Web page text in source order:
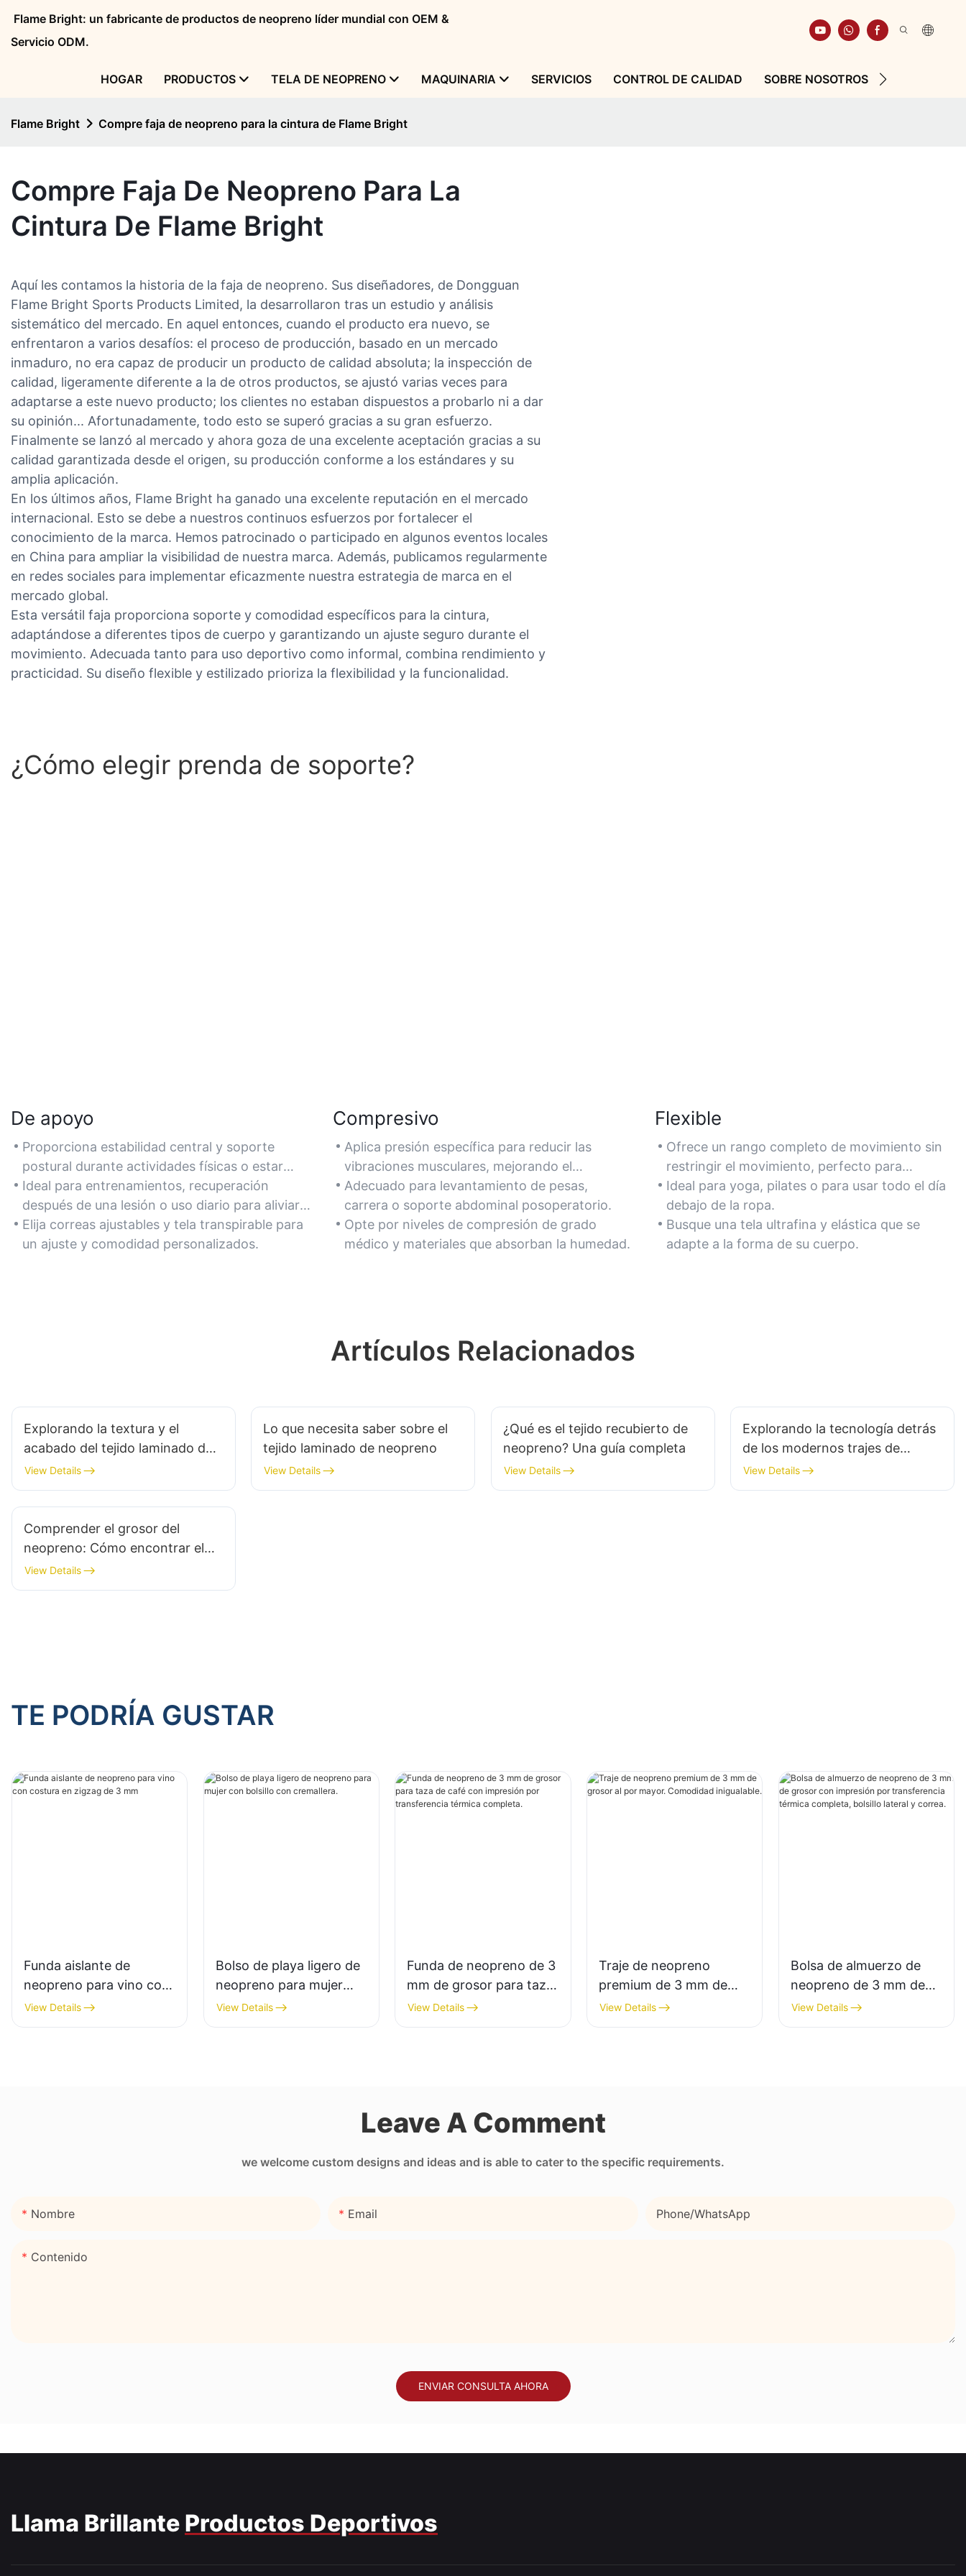
Flame Bright: un fabricante de productos de neopreno líder mundial con OEM &
Servicio ODM.
HOGAR PRODUCTOS TELA DE NEOPRENO MAQUINARIA SERVICIOS CONTROL DE CALIDAD SOBRE NOSOTROS
Flame Bright Compre faja de neopreno para la cintura de Flame Bright
Compre Faja De Neopreno Para La
Cintura De Flame Bright
Aquí les contamos la historia de la faja de neopreno. Sus diseñadores, de Dongguan
Flame Bright Sports Products Limited, la desarrollaron tras un estudio y análisis
sistemático del mercado. En aquel entonces, cuando el producto era nuevo, se
enfrentaron a varios desafíos: el proceso de producción, basado en un mercado
inmaduro, no era capaz de producir un producto de calidad absoluta; la inspección de
calidad, ligeramente diferente a la de otros productos, se ajustó varias veces para
adaptarse a este nuevo producto; los clientes no estaban dispuestos a probarlo ni a dar
su opinión... Afortunadamente, todo esto se superó gracias a su gran esfuerzo.
Finalmente se lanzó al mercado y ahora goza de una excelente aceptación gracias a su
calidad garantizada desde el origen, su producción conforme a los estándares y su
amplia aplicación.
En los últimos años, Flame Bright ha ganado una excelente reputación en el mercado
internacional. Esto se debe a nuestros continuos esfuerzos por fortalecer el
conocimiento de la marca. Hemos patrocinado o participado en algunos eventos locales
en China para ampliar la visibilidad de nuestra marca. Además, publicamos regularmente
en redes sociales para implementar eficazmente nuestra estrategia de marca en el
mercado global.
Esta versátil faja proporciona soporte y comodidad específicos para la cintura,
adaptándose a diferentes tipos de cuerpo y garantizando un ajuste seguro durante el
movimiento. Adecuada tanto para uso deportivo como informal, combina rendimiento y
practicidad. Su diseño flexible y estilizado prioriza la flexibilidad y la funcionalidad.
¿Cómo elegir prenda de soporte?
De apoyo
Proporciona estabilidad central y soporte
postural durante actividades físicas o estar
sentado por períodos prolongados.
Ideal para entrenamientos, recuperación
después de una lesión o uso diario para aliviar
la tensión de la espalda.
Elija correas ajustables y tela transpirable para
un ajuste y comodidad personalizados.
Compresivo
Aplica presión específica para reducir las
vibraciones musculares, mejorando el
rendimiento y la recuperación.
Adecuado para levantamiento de pesas,
carrera o soporte abdominal posoperatorio.
Opte por niveles de compresión de grado
médico y materiales que absorban la humedad.
Flexible
Ofrece un rango completo de movimiento sin
restringir el movimiento, perfecto para
ejercicios dinámicos.
Ideal para yoga, pilates o para usar todo el día
debajo de la ropa.
Busque una tela ultrafina y elástica que se
adapte a la forma de su cuerpo.
Artículos Relacionados
Explorando la textura y el
acabado del tejido laminado de
neopreno
View Details
Lo que necesita saber sobre el
tejido laminado de neopreno
View Details
¿Qué es el tejido recubierto de
neopreno? Una guía completa
View Details
Explorando la tecnología detrás
de los modernos trajes de
neopreno
View Details
Comprender el grosor del
neopreno: Cómo encontrar el
traje de neopreno ideal
View Details
TE PODRÍA GUSTAR
Funda aislante de
neopreno para vino con
costura en zigzag de 3
mm
View Details
Bolso de playa ligero de
neopreno para mujer
con bolsillo con
cremallera.
View Details
Funda de neopreno de 3
mm de grosor para taza
de café con impresión
por transferencia
View Details
Traje de neopreno
premium de 3 mm de
grosor al por mayor.
Comodidad inigualable.
View Details
Bolsa de almuerzo de
neopreno de 3 mm de
grosor con impresión
por transferencia
View Details
Leave A Comment
we welcome custom designs and ideas and is able to cater to the specific requirements.
Nombre Email Phone/whatsApp
Contenido
ENVIAR CONSULTA AHORA
Llama Brillante Productos Deportivos